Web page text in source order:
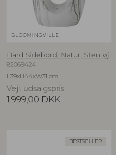
BLOOMINGVILLE
Bard Sidebord, Natur, Stentøj
82069424
L39xH44xW31 cm
Vejl. udsalgspris
1.999,00 DKK
BESTSELLER